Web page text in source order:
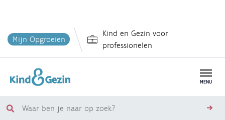
en
inhoud
Mijn Opgroeien
Kind en Gezin voor
professionelen
MENU
Waar